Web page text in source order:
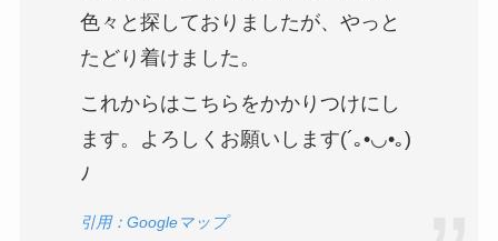
色々と探しておりましたが、やっと
たどり着けました。
これからはこちらをかかりつけにし
ます。よろしくお願いします(´｡•◡•｡)
ﾉ
引用：Googleマップ